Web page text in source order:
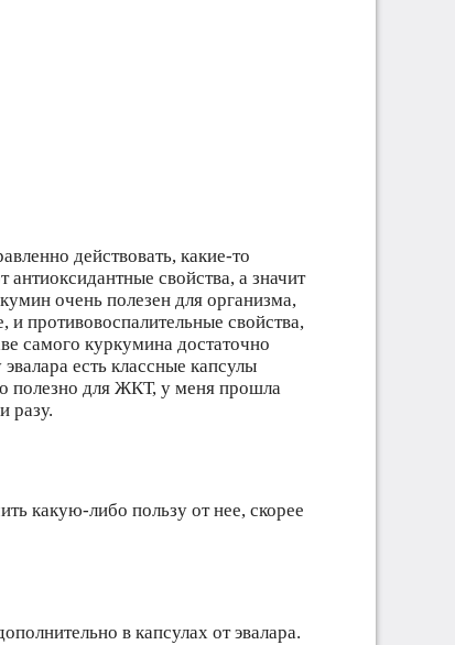
действовать, какие-то
свойства, а значит
очень полезен для организма,
противовоспалительные свойства,
самого куркумина достаточно
есть классные капсулы
полезно для ЖКТ, у меня прошла
разу.
какую-либо пользу от нее, скорее
в капсулах от эвалара.